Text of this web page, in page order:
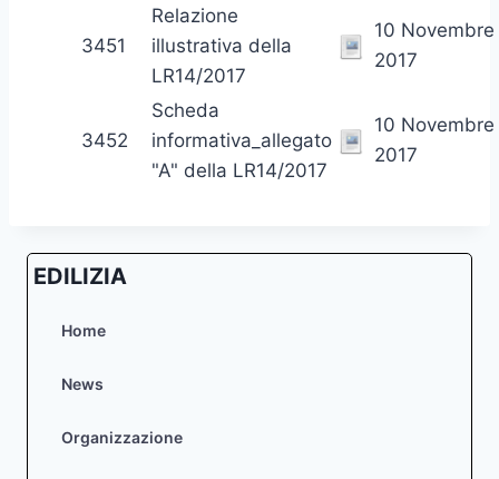
3451
Relazione
illustrativa della
LR14/2017
10 Novembre
2017
3452
Scheda
informativa_allegato
"A" della LR14/2017
10 Novembre
2017
EDILIZIA
Home
News
Organizzazione